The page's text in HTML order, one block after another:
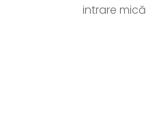
intrare mică